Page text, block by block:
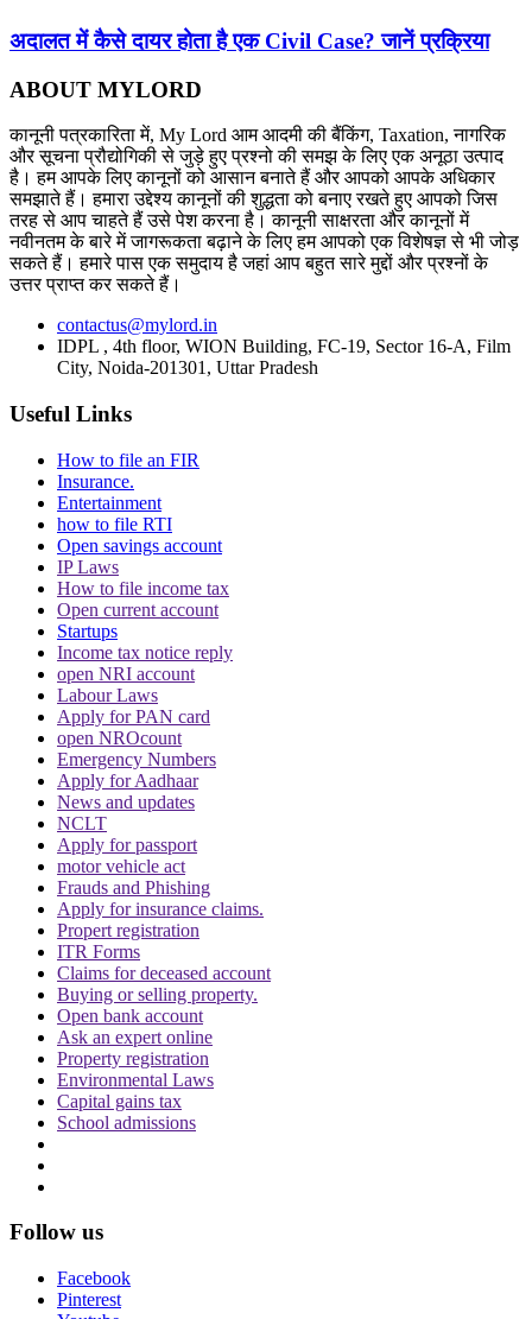
अदालत में कैसे दायर होता है एक Civil Case? जानें प्रक्रिया
ABOUT MYLORD
कानूनी पत्रकारिता में, My Lord आम आदमी की बैंकिंग, Taxation, नागरिक
और सूचना प्रौद्योगिकी से जुड़े हुए प्रश्नो की समझ के लिए एक अनूठा उत्पाद
है। हम आपके लिए कानूनों को आसान बनाते हैं और आपको आपके अधिकार
समझाते हैं। हमारा उद्देश्य कानूनों की शुद्धता को बनाए रखते हुए आपको जिस
तरह से आप चाहते हैं उसे पेश करना है। कानूनी साक्षरता और कानूनों में
नवीनतम के बारे में जागरूकता बढ़ाने के लिए हम आपको एक विशेषज्ञ से भी जोड़
सकते हैं। हमारे पास एक समुदाय है जहां आप बहुत सारे मुद्दों और प्रश्नों के
उत्तर प्राप्त कर सकते हैं।
contactus@mylord.in
IDPL , 4th floor, WION Building, FC-19, Sector 16-A, Film
City, Noida-201301, Uttar Pradesh
Useful Links
How to file an FIR
Insurance.
Entertainment
how to file RTI
Open savings account
IP Laws
How to file income tax
Open current account
Startups
Income tax notice reply
open NRI account
Labour Laws
Apply for PAN card
open NROcount
Emergency Numbers
Apply for Aadhaar
News and updates
NCLT
Apply for passport
motor vehicle act
Frauds and Phishing
Apply for insurance claims.
Propert registration
ITR Forms
Claims for deceased account
Buying or selling property.
Open bank account
Ask an expert online
Property registration
Environmental Laws
Capital gains tax
School admissions
Follow us
Facebook
Pinterest